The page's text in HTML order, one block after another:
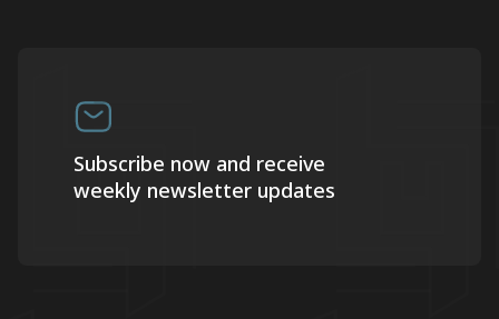
Subscribe now and receive
weekly newsletter updates